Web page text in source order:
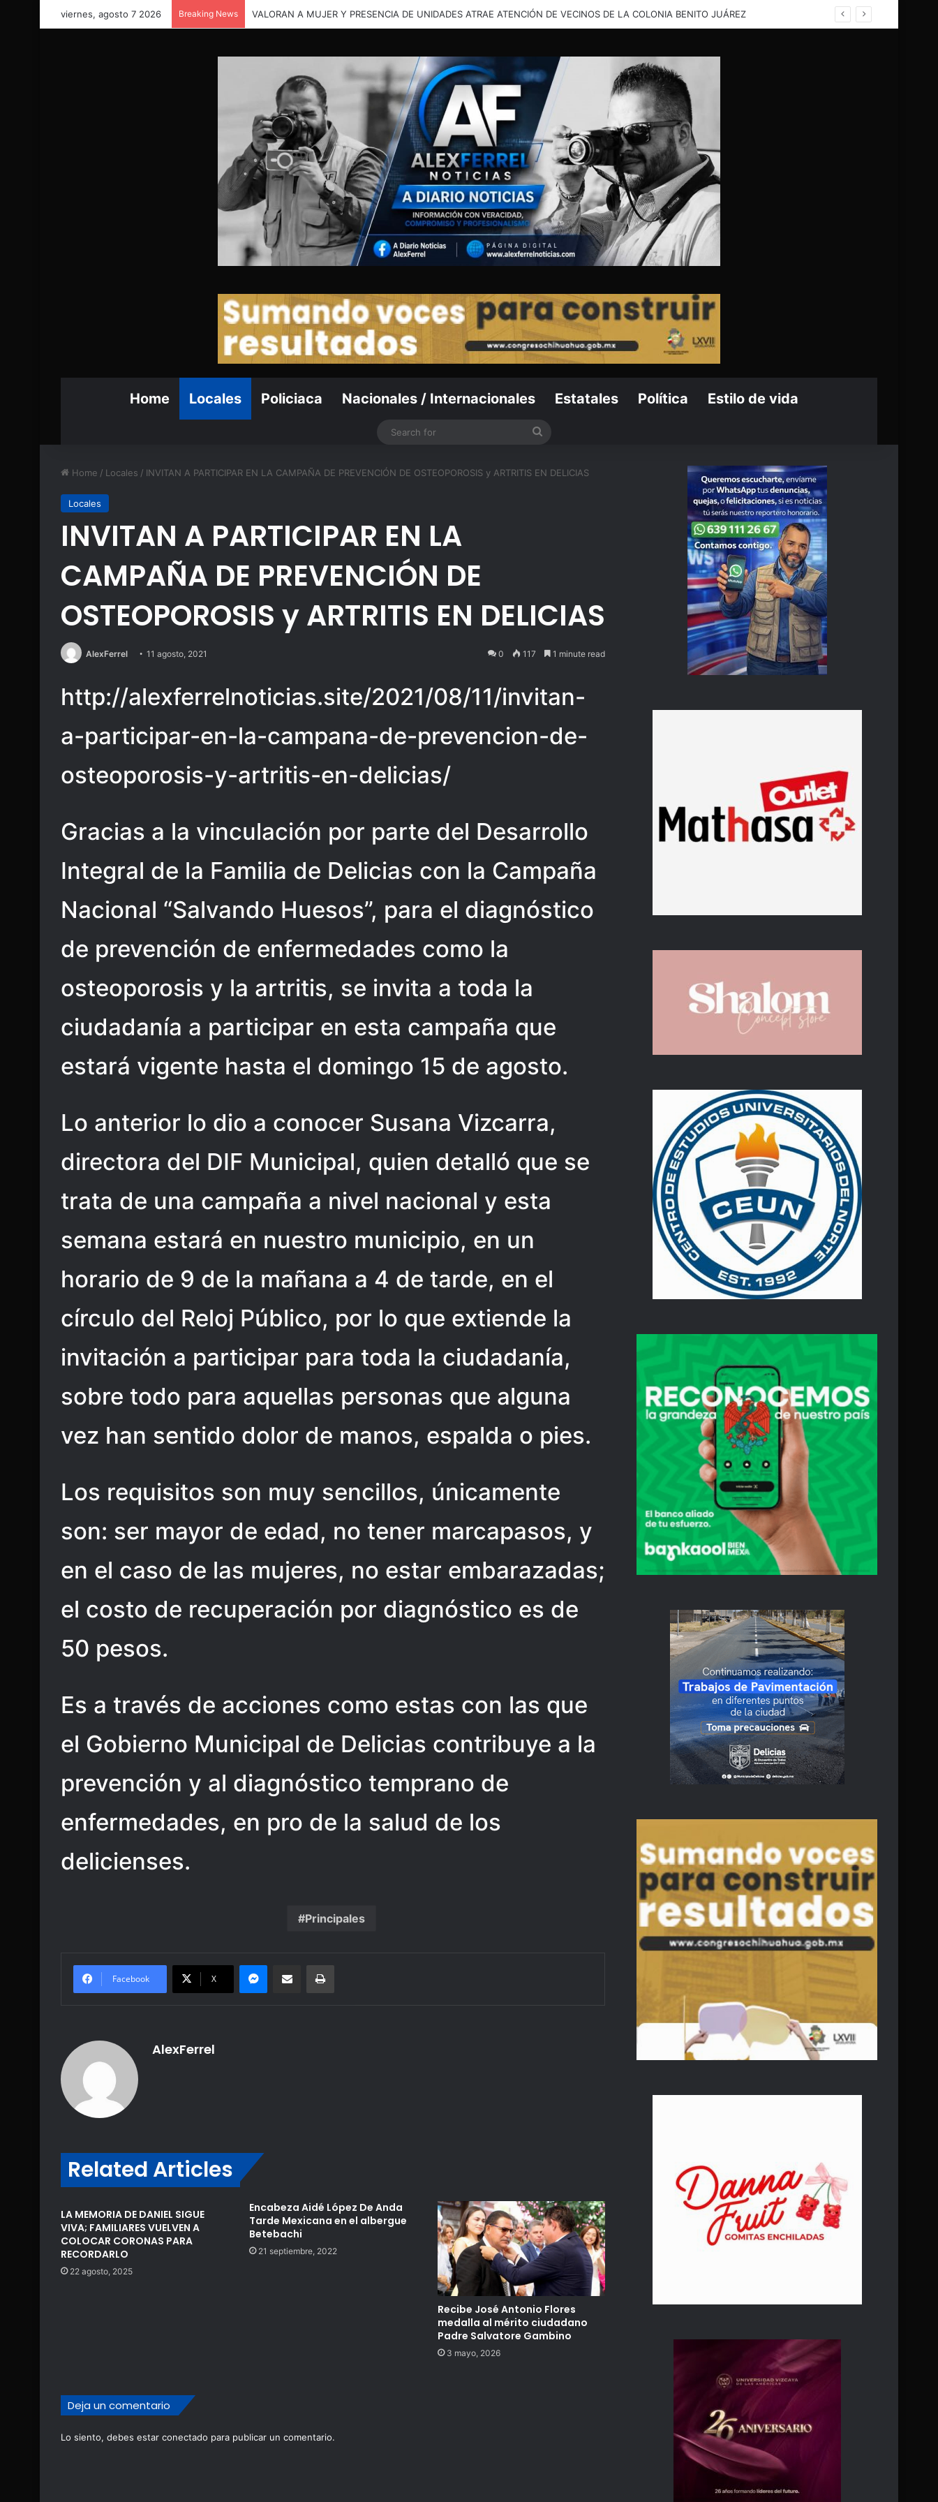
viernes, agosto 7 2026 Breaking News “TE AMAMOS MUCHÍSIMO”: DESPIDEN CON CARIÑO Y TRISTEZA A LESLIE
Home Locales Policiaca Nacionales / Internacionales Estatales Política Estilo de vida
Search
Home / Locales / INVITAN A PARTICIPAR EN LA CAMPAÑA DE PREVENCIÓN DE OSTEOPOROSIS y ARTRITIS EN DELICIAS
Locales
INVITAN A PARTICIPAR EN LA
CAMPAÑA DE PREVENCIÓN DE
OSTEOPOROSIS y ARTRITIS EN DELICIAS
AlexFerrel 11 agosto, 2021 0 117 1 minute read
http://alexferrelnoticias.site/2021/08/11/invitan-
a-participar-en-la-campana-de-prevencion-de-
osteoporosis-y-artritis-en-delicias/
Gracias a la vinculación por parte del Desarrollo
Integral de la Familia de Delicias con la Campaña
Nacional “Salvando Huesos”, para el diagnóstico
de prevención de enfermedades como la
osteoporosis y la artritis, se invita a toda la
ciudadanía a participar en esta campaña que
estará vigente hasta el domingo 15 de agosto.
Lo anterior lo dio a conocer Susana Vizcarra,
directora del DIF Municipal, quien detalló que se
trata de una campaña a nivel nacional y esta
semana estará en nuestro municipio, en un
horario de 9 de la mañana a 4 de tarde, en el
círculo del Reloj Público, por lo que extiende la
invitación a participar para toda la ciudadanía,
sobre todo para aquellas personas que alguna
vez han sentido dolor de manos, espalda o pies.
Los requisitos son muy sencillos, únicamente
son: ser mayor de edad, no tener marcapasos, y
en el caso de las mujeres, no estar embarazadas;
el costo de recuperación por diagnóstico es de
50 pesos.
Es a través de acciones como estas con las que
el Gobierno Municipal de Delicias contribuye a la
prevención y al diagnóstico temprano de
enfermedades, en pro de la salud de los
delicienses.
Principales
Facebook X
Messenger
Share via Email Print
AlexFerrel
Related Articles
LA MEMORIA DE DANIEL SIGUE
VIVA; FAMILIARES VUELVEN A
COLOCAR CORONAS PARA
RECORDARLO
22 agosto, 2025
Encabeza Aidé López De Anda
Tarde Mexicana en el albergue
Betebachi
21 septiembre, 2022
Recibe José Antonio Flores
medalla al mérito ciudadano
Padre Salvatore Gambino
3 mayo, 2026
Deja un comentario
Lo siento, debes estar conectado para publicar un comentario.